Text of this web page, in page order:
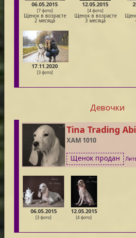
06.05.2015
[7 фото]
Щенок в возрасте
2 месяца
12.05.2015
[4 фото]
Щенок в возрасте
3 месяца
17.11.2020
[3 фото]
Девочки
Tina Trading
XAM 1010
Щенок продан
06.05.2015
[3 фото]
12.05.2015
[4 фото]